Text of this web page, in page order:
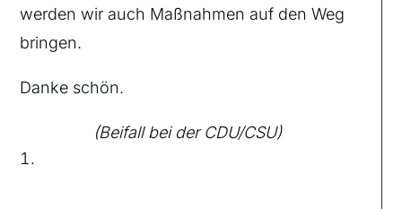
werden wir auch Maßnahmen auf den Weg
bringen.
Danke schön.
(Beifall bei der CDU/CSU)